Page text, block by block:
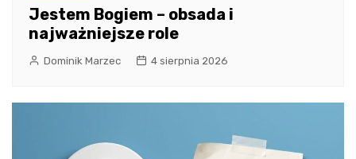
Jestem Bogiem – obsada i
najważniejsze role
Dominik Marzec 4 sierpnia 2026